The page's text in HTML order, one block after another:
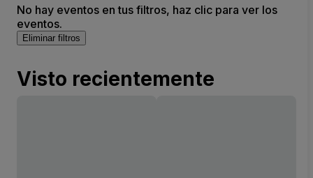
No hay eventos en tus filtros, haz clic para ver los
eventos.
Eliminar filtros
Visto recientemente